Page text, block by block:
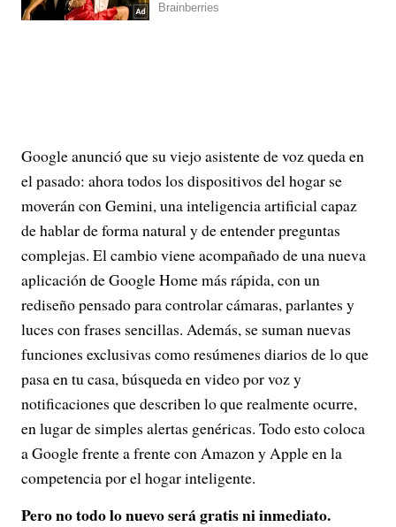
Google anunció que su viejo asistente de voz queda en
el pasado: ahora todos los dispositivos del hogar se
moverán con Gemini, una inteligencia artificial capaz
de hablar de forma natural y de entender preguntas
complejas. El cambio viene acompañado de una nueva
aplicación de Google Home más rápida, con un
rediseño pensado para controlar cámaras, parlantes y
luces con frases sencillas. Además, se suman nuevas
funciones exclusivas como resúmenes diarios de lo que
pasa en tu casa, búsqueda en video por voz y
notificaciones que describen lo que realmente ocurre,
en lugar de simples alertas genéricas. Todo esto coloca
a Google frente a frente con Amazon y Apple en la
competencia por el hogar inteligente.
Pero no todo lo nuevo será gratis ni inmediato.